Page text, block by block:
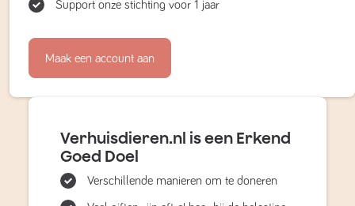
Support onze stichting voor 1 jaar
Maak een account aan
Verhuisdieren.nl is een Erkend
Goed Doel
Verschillende manieren om te doneren